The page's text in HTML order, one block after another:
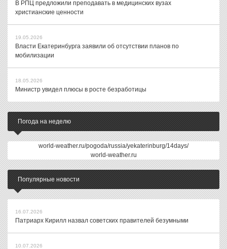
В РПЦ предложили преподавать в медицинских вузах
христианские ценности
19.05.2026
Власти Екатеринбурга заявили об отсутствии планов по
мобилизации
18.05.2026
Министр увидел плюсы в росте безработицы
Погода на неделю
world-weather.ru/pogoda/russia/yekaterinburg/14days/
world-weather.ru
Популярные новости
16.07.2026
Патриарх Кирилл назвал советских правителей безумными
10.07.2026